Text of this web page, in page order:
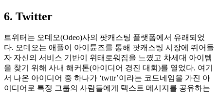
6. Twitter
트위터는 오데오(Odeo)사의 팟캐스팅 플랫폼에서 유래되었
다. 오데오는 애플이 아이튠즈를 통해 팟캐스팅 시장에 뛰어들
자 자신의 서비스 기반이 위태로워짐을 느꼈고 차세대 아이템
을 찾기 위해 사내 해커톤(아이디어 경진 대회)를 열었다. 여기
서 나온 아이디어 중 하나가 ‘twttr’이라는 코드네임을 가진 아
이디어로 특정 그룹의 사람들에게 텍스트 메시지를 공유하는